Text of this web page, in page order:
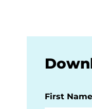
First Name